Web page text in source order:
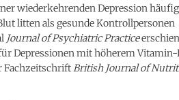
wiederkehrenden Depression
litten als gesunde Kontrollpersonen
Journal of Psychiatric Practice
Depressionen mit höherem
FachzeitschriftBritish Journal of